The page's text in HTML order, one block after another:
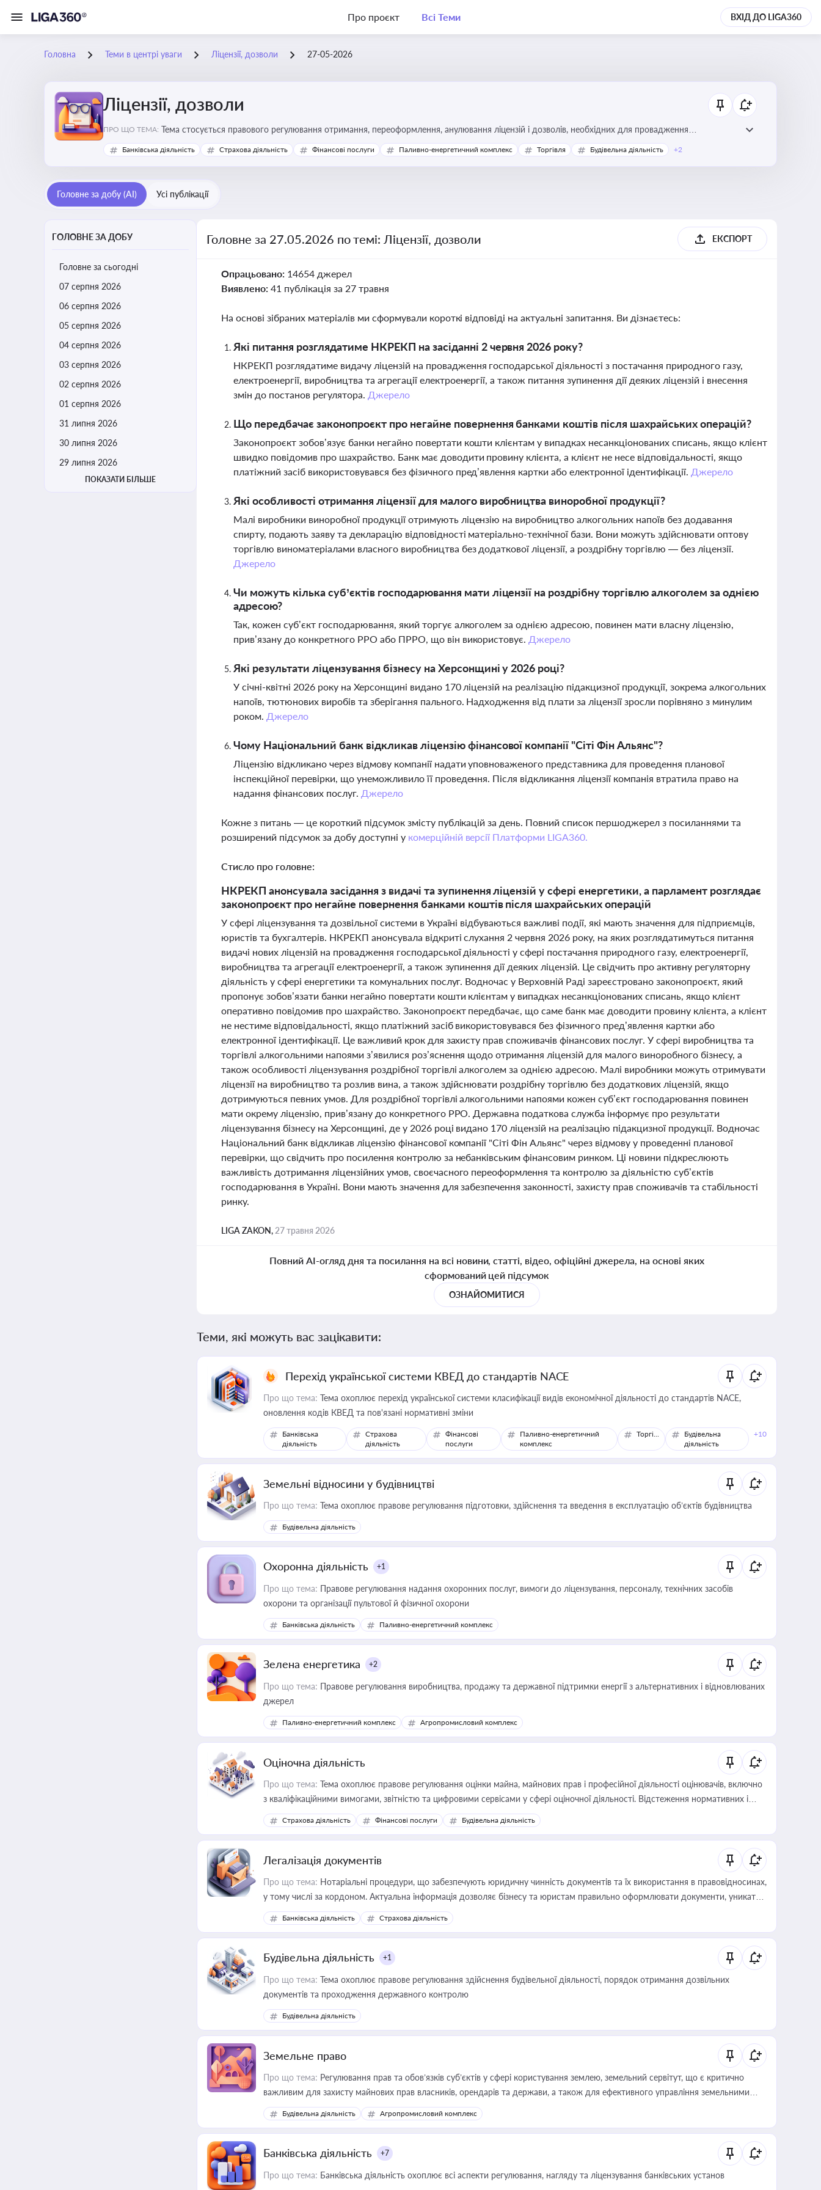
Про проєкт Всі Теми ВХІД ДО LIGA360
Головна Теми в центрі уваги Ліцензії, дозволи 27-05-2026
Ліцензії, дозволи
ПРО ЩО ТЕМА: Тема стосується правового регулювання отримання, переоформлення, анулювання ліцензій і дозволів, необхідних для провадження
господарської діяльності
Банківська діяльність Страхова діяльність Фінансові послуги Паливно-енергетичний комплекс Торгівля Будівельна діяльність +2
Головне за добу (AI) Усі публікації
ГОЛОВНЕ ЗА ДОБУ
Головне за сьогодні
07 серпня 2026
06 серпня 2026
05 серпня 2026
04 серпня 2026
03 серпня 2026
02 серпня 2026
01 серпня 2026
31 липня 2026
30 липня 2026
29 липня 2026
ПОКАЗАТИ БІЛЬШЕ
Головне за 27.05.2026 по темі: Ліцензії, дозволи ЕКСПОРТ
Опрацьовано: 14654 джерел
Виявлено: 41 публікація за 27 травня
На основі зібраних матеріалів ми сформували короткі відповіді на актуальні запитання. Ви дізнаєтесь:
Які питання розглядатиме НКРЕКП на засіданні 2 червня 2026 року?
НКРЕКП розглядатиме видачу ліцензій на провадження господарської діяльності з постачання природного газу,
електроенергії, виробництва та агрегації електроенергії, а також питання зупинення дії деяких ліцензій і внесення
змін до постанов регулятора. Джерело
Що передбачає законопроєкт про негайне повернення банками коштів після шахрайських операцій?
Законопроєкт зобов’язує банки негайно повертати кошти клієнтам у випадках несанкціонованих списань, якщо клієнт
швидко повідомив про шахрайство. Банк має доводити провину клієнта, а клієнт не несе відповідальності, якщо
платіжний засіб використовувався без фізичного пред’явлення картки або електронної ідентифікації. Джерело
Які особливості отримання ліцензії для малого виробництва виноробної продукції?
Малі виробники виноробної продукції отримують ліцензію на виробництво алкогольних напоїв без додавання
спирту, подають заяву та декларацію відповідності матеріально-технічної бази. Вони можуть здійснювати оптову
торгівлю виноматеріалами власного виробництва без додаткової ліцензії, а роздрібну торгівлю — без ліцензії.
Джерело
Чи можуть кілька суб’єктів господарювання мати ліцензії на роздрібну торгівлю алкоголем за однією
адресою?
Так, кожен суб’єкт господарювання, який торгує алкоголем за однією адресою, повинен мати власну ліцензію,
прив’язану до конкретного РРО або ПРРО, що він використовує. Джерело
Які результати ліцензування бізнесу на Херсонщині у 2026 році?
У січні-квітні 2026 року на Херсонщині видано 170 ліцензій на реалізацію підакцизної продукції, зокрема алкогольних
напоїв, тютюнових виробів та зберігання пального. Надходження від плати за ліцензії зросли порівняно з минулим
роком. Джерело
Чому Національний банк відкликав ліцензію фінансової компанії "Сіті Фін Альянс"?
Ліцензію відкликано через відмову компанії надати уповноваженого представника для проведення планової
інспекційної перевірки, що унеможливило її проведення. Після відкликання ліцензії компанія втратила право на
надання фінансових послуг. Джерело
Кожне з питань — це короткий підсумок змісту публікацій за день. Повний список першоджерел з посиланнями та
розширений підсумок за добу доступні у комерційній версії Платформи LIGA360.
Стисло про головне:
НКРЕКП анонсувала засідання з видачі та зупинення ліцензій у сфері енергетики, а парламент розглядає
законопроєкт про негайне повернення банками коштів після шахрайських операцій
У сфері ліцензування та дозвільної системи в Україні відбуваються важливі події, які мають значення для підприємців,
юристів та бухгалтерів. НКРЕКП анонсувала відкриті слухання 2 червня 2026 року, на яких розглядатимуться питання
видачі нових ліцензій на провадження господарської діяльності у сфері постачання природного газу, електроенергії,
виробництва та агрегації електроенергії, а також зупинення дії деяких ліцензій. Це свідчить про активну регуляторну
діяльність у сфері енергетики та комунальних послуг. Водночас у Верховній Раді зареєстровано законопроєкт, який
пропонує зобов’язати банки негайно повертати кошти клієнтам у випадках несанкціонованих списань, якщо клієнт
оперативно повідомив про шахрайство. Законопроєкт передбачає, що саме банк має доводити провину клієнта, а клієнт
не нестиме відповідальності, якщо платіжний засіб використовувався без фізичного пред’явлення картки або
електронної ідентифікації. Це важливий крок для захисту прав споживачів фінансових послуг. У сфері виробництва та
торгівлі алкогольними напоями з’явилися роз’яснення щодо отримання ліцензій для малого виноробного бізнесу, а
також особливості ліцензування роздрібної торгівлі алкоголем за однією адресою. Малі виробники можуть отримувати
ліцензії на виробництво та розлив вина, а також здійснювати роздрібну торгівлю без додаткових ліцензій, якщо
дотримуються певних умов. Для роздрібної торгівлі алкогольними напоями кожен суб’єкт господарювання повинен
мати окрему ліцензію, прив’язану до конкретного РРО. Державна податкова служба інформує про результати
ліцензування бізнесу на Херсонщині, де у 2026 році видано 170 ліцензій на реалізацію підакцизної продукції. Водночас
Національний банк відкликав ліцензію фінансової компанії "Сіті Фін Альянс" через відмову у проведенні планової
перевірки, що свідчить про посилення контролю за небанківським фінансовим ринком. Ці новини підкреслюють
важливість дотримання ліцензійних умов, своєчасного переоформлення та контролю за діяльністю суб’єктів
господарювання в Україні. Вони мають значення для забезпечення законності, захисту прав споживачів та стабільності
ринку.
LIGA ZAKON, 27 травня 2026
Повний AI-огляд дня та посилання на всі новини, статті, відео, офіційні джерела, на основі яких
сформований цей підсумок
ОЗНАЙОМИТИСЯ
Теми, які можуть вас зацікавити:
Перехід української системи КВЕД до стандартів NACE
Про що тема: Тема охоплює перехід української системи класифікації видів економічної діяльності до стандартів NACE,
оновлення кодів КВЕД та пов'язані нормативні зміни
Банківська
діяльність
Страхова
діяльність
Фінансові
послуги
Паливно-енергетичний
комплекс
Торгівля
Будівельна
діяльність
+10
Земельні відносини у будівництві
Про що тема: Тема охоплює правове регулювання підготовки, здійснення та введення в експлуатацію об’єктів будівництва
Будівельна діяльність
Охоронна діяльність +1
Про що тема: Правове регулювання надання охоронних послуг, вимоги до ліцензування, персоналу, технічних засобів
охорони та організації пультової й фізичної охорони
Банківська діяльність Паливно-енергетичний комплекс
Зелена енергетика +2
Про що тема: Правове регулювання виробництва, продажу та державної підтримки енергії з альтернативних і відновлюваних
джерел
Паливно-енергетичний комплекс Агропромисловий комплекс
Оціночна діяльність
Про що тема: Тема охоплює правове регулювання оцінки майна, майнових прав і професійної діяльності оцінювачів, включно
з кваліфікаційними вимогами, звітністю та цифровими сервісами у сфері оціночної діяльності. Відстеження нормативних і
медійних змін у цій сфері корисне для власника бізнесу, керівника, юриста або бухгалтера під час оподаткування,
приватизації, оренди державного майна, корпоративних угод і перевірки статусу суб'єктів оціночної діяльності
Страхова діяльність Фінансові послуги Будівельна діяльність
Легалізація документів
Про що тема: Нотаріальні процедури, що забезпечують юридичну чинність документів та їх використання в правовідносинах,
у тому числі за кордоном. Актуальна інформація дозволяє бізнесу та юристам правильно оформлювати документи, уникати
ризиків недійсності та забезпечувати їх належне прийняття органами влади та контрагентами
Банківська діяльність Страхова діяльність
Будівельна діяльність +1
Про що тема: Тема охоплює правове регулювання здійснення будівельної діяльності, порядок отримання дозвільних
документів та проходження державного контролю
Будівельна діяльність
Земельне право
Про що тема: Регулювання прав та обов’язків суб’єктів у сфері користування землею, земельний сервітут, що є критично
важливим для захисту майнових прав власників, орендарів та держави, а також для ефективного управління земельними
ресурсами
Будівельна діяльність Агропромисловий комплекс
Банківська діяльність +7
Про що тема: Банківська діяльність охоплює всі аспекти регулювання, нагляду та ліцензування банківських установ